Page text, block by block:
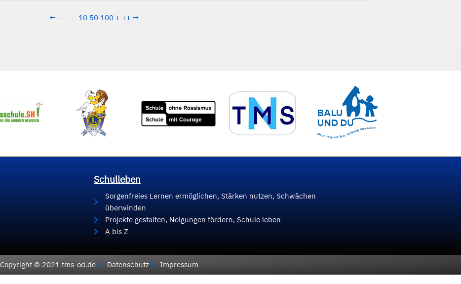
← −− − 10 50 100 + ++ →
Schulleben
Sorgenfreies Lernen ermöglichen, Stärken nutzen, Schwächen
überwinden
Projekte gestalten, Neigungen fördern, Schule leben
A bis Z
Copyright © 2021 tms-od.de Datenschutz Impressum